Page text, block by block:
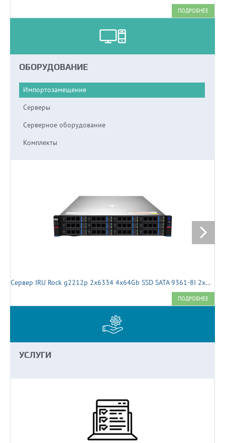
ПОДРОБНЕЕ
ОБОРУДОВАНИЕ
Импортозамещение
Серверы
Серверное оборудование
Комплекты
Сервер IRU Rock g2212p 2x6334 4x64Gb SSD SATA 9361-8I 2x1600W (2078571)
ПОДРОБНЕЕ
УСЛУГИ